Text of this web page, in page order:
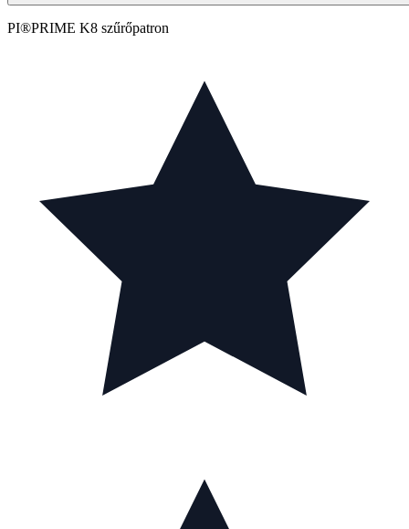
PI®PRIME K8 szűrőpatron